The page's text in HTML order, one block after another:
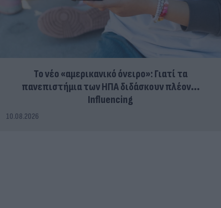
Το νέο «αμερικανικό όνειρο»: Γιατί τα
πανεπιστήμια των ΗΠΑ διδάσκουν πλέον...
Influencing
10.08.2026